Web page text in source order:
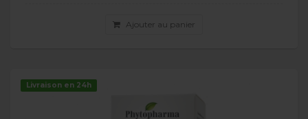
Ajouter au panier
Livraison en 24h